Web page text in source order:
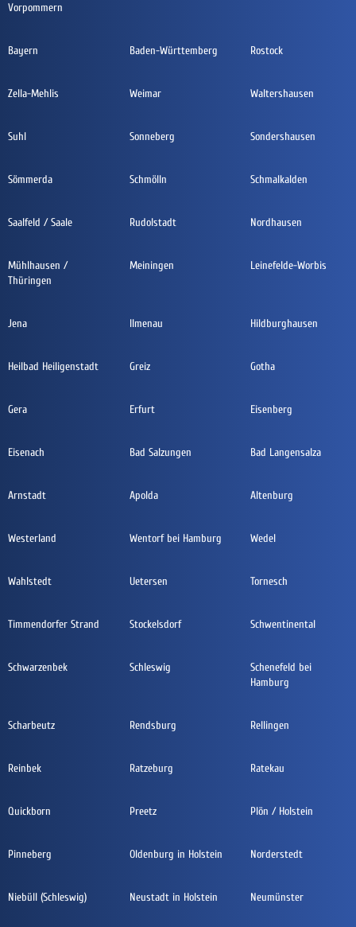
Vorpommern
Bayern Baden-Württemberg Rostock
Zella-Mehlis Weimar Waltershausen
Suhl Sonneberg Sondershausen
Sömmerda Schmölln Schmalkalden
Saalfeld / Saale Rudolstadt Nordhausen
Mühlhausen /
Thüringen
Meiningen Leinefelde-Worbis
Jena Ilmenau Hildburghausen
Heilbad Heiligenstadt Greiz Gotha
Gera Erfurt Eisenberg
Eisenach Bad Salzungen Bad Langensalza
Arnstadt Apolda Altenburg
Westerland Wentorf bei Hamburg Wedel
Wahlstedt Uetersen Tornesch
Timmendorfer Strand Stockelsdorf Schwentinental
Schwarzenbek Schleswig
Schenefeld bei
Hamburg
Scharbeutz Rendsburg Rellingen
Reinbek Ratzeburg Ratekau
Quickborn Preetz Plön / Holstein
Pinneberg Oldenburg in Holstein Norderstedt
Niebüll (Schleswig) Neustadt in Holstein Neumünster